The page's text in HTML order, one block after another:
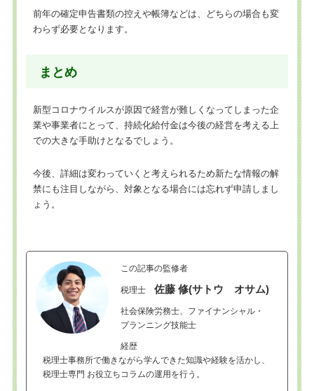
前年の確定申告書類の控えや帳簿などは、どちらの場合も変
わらず必要となります。
まとめ
新型コロナウイルスが原因で経営が難しくなってしまった企
業や事業者にとって、持続化給付金は今後の経営を考える上
での大きな手助けとなるでしょう。
今後、詳細は変わっていくと考えられるため新たな情報の解
禁にも注目しながら、対象となる場合には忘れず申請しまし
ょう。
この記事の監修者
税理士佐藤 修(サトウ オサム)
社会保険労務士、ファイナンシャル・
プランニング技能士
経歴
税理士事務所で働きながら学んできた知識や経験を活かし、
税理士専門 お役立ちコラムの運用を行う。